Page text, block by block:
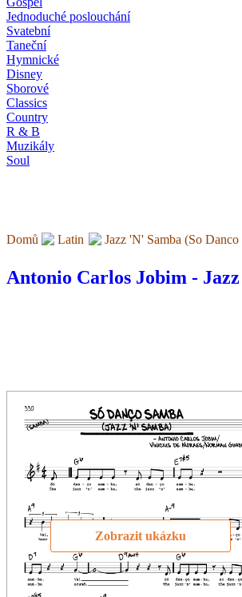
Jednoduché poslouchání
Svatební
Taneční
Hymnické
Disney
Sborové
Classics
Country
R & B
Muzikály
Soul
Domů Latin Jazz 'N' Samba (So
Antonio Carlos Jobim -
Zobrazit ukázku